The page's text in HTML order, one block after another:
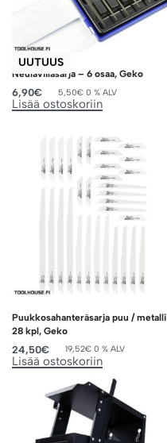
UUTUUS
Neulaviilasarja – 6 osaa, Geko
6,90€ 5,50€ 0 % ALV
Lisää ostoskoriin
Puukkosahanteräsarja puu / metalli
28 kpl, Geko
24,50€ 19,52€ 0 % ALV
Lisää ostoskoriin